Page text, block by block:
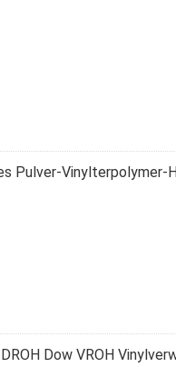
Pulver-Vinylterpolymer-
Dow VROH